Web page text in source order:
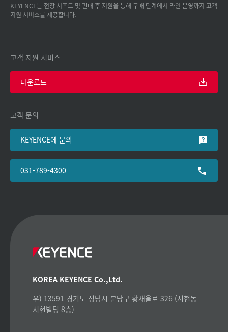
KEYENCE는 현장 서포트 및 판매 후 지원을 통해 구매 단계에서 라인 운영까지 고객
지원 서비스를 제공합니다.
고객 지원 서비스
다운로드
고객 문의
KEYENCE에 문의
031-789-4300
KOREA KEYENCE Co.,Ltd.
우) 13591 경기도 성남시 분당구 황새울로 326 (서현동
서현빌딩 8층)